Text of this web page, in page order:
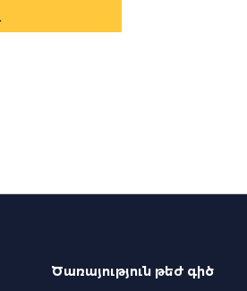
Ծառայություն թեժ գիծ